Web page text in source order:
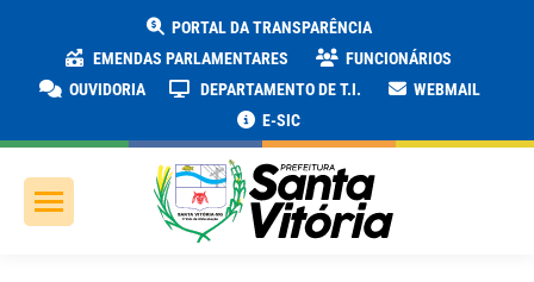
PORTAL DA TRANSPARÊNCIA
EMENDAS PARLAMENTARES
FUNCIONÁRIOS
OUVIDORIA
DEPARTAMENTO DE T.I.
WEBMAIL
E-SIC